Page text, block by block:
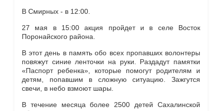
В Смирных - в 12:00.
27 мая в 15:00 акция пройдет и в селе Восток
Поронайского района.
В этот день в память обо всех пропавших волонтеры
повяжут синие ленточки на руки. Раздадут памятки
«Паспорт ребенка», которые помогут родителям и
детям, попавшим в сложную ситуацию. Зажгутся
свечи, в небо взмоют шары.
В течение месяца более 2500 детей Сахалинской